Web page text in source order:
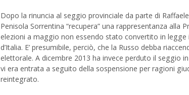
Dopo la rinuncia al seggio provinciale da parte di
Penisola Sorrentina “recupera” una rappresentanza alla
elezioni a maggio non essendo stato convertito in legge
d’Italia. E’ presumibile, perciò, che la Russo debba
elettorale. A dicembre 2013 ha invece perduto il seggio
vi era entrata a seguito della sospensione per ragioni
reintegrato.